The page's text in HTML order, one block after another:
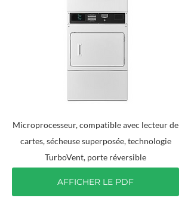
Microprocesseur, compatible avec lecteur de
cartes, sécheuse superposée, technologie
TurboVent, porte réversible
AFFICHER LE PDF